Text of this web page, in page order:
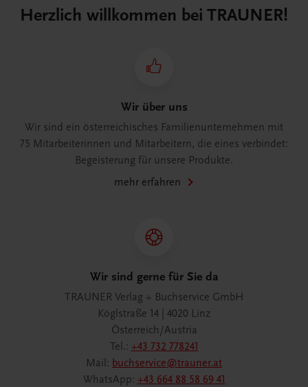
Herzlich willkommen bei TRAUNER!
Wir über uns
Wir sind ein österreichisches Familienunternehmen mit
75 Mitarbeiterinnen und Mitarbeitern, die eines verbindet:
Begeisterung für unsere Produkte.
mehr erfahren
Wir sind gerne für Sie da
TRAUNER Verlag + Buchservice GmbH
Köglstraße 14 | 4020 Linz
Österreich/Austria
Tel.: +43 732 778241
Mail: buchservice@trauner.at
WhatsApp: +43 664 88 58 69 41